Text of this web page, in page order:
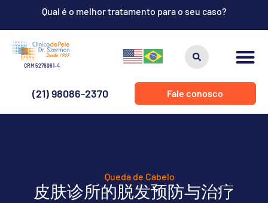
CRM 5276961-4
(21) 98086-2370 Fale conosco
Queda de Cabelo
皮肤诊所的脱发预防与治疗
Qual é o melhor tratamento para o seu caso?